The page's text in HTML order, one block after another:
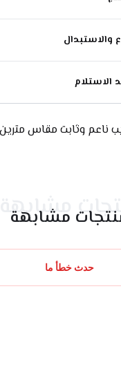
والاستبدال
الاستلام
وثابت مقاس مترين ف
مشابهة
مشابهة
حدث خطأ ما